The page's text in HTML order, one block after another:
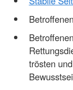
trösten